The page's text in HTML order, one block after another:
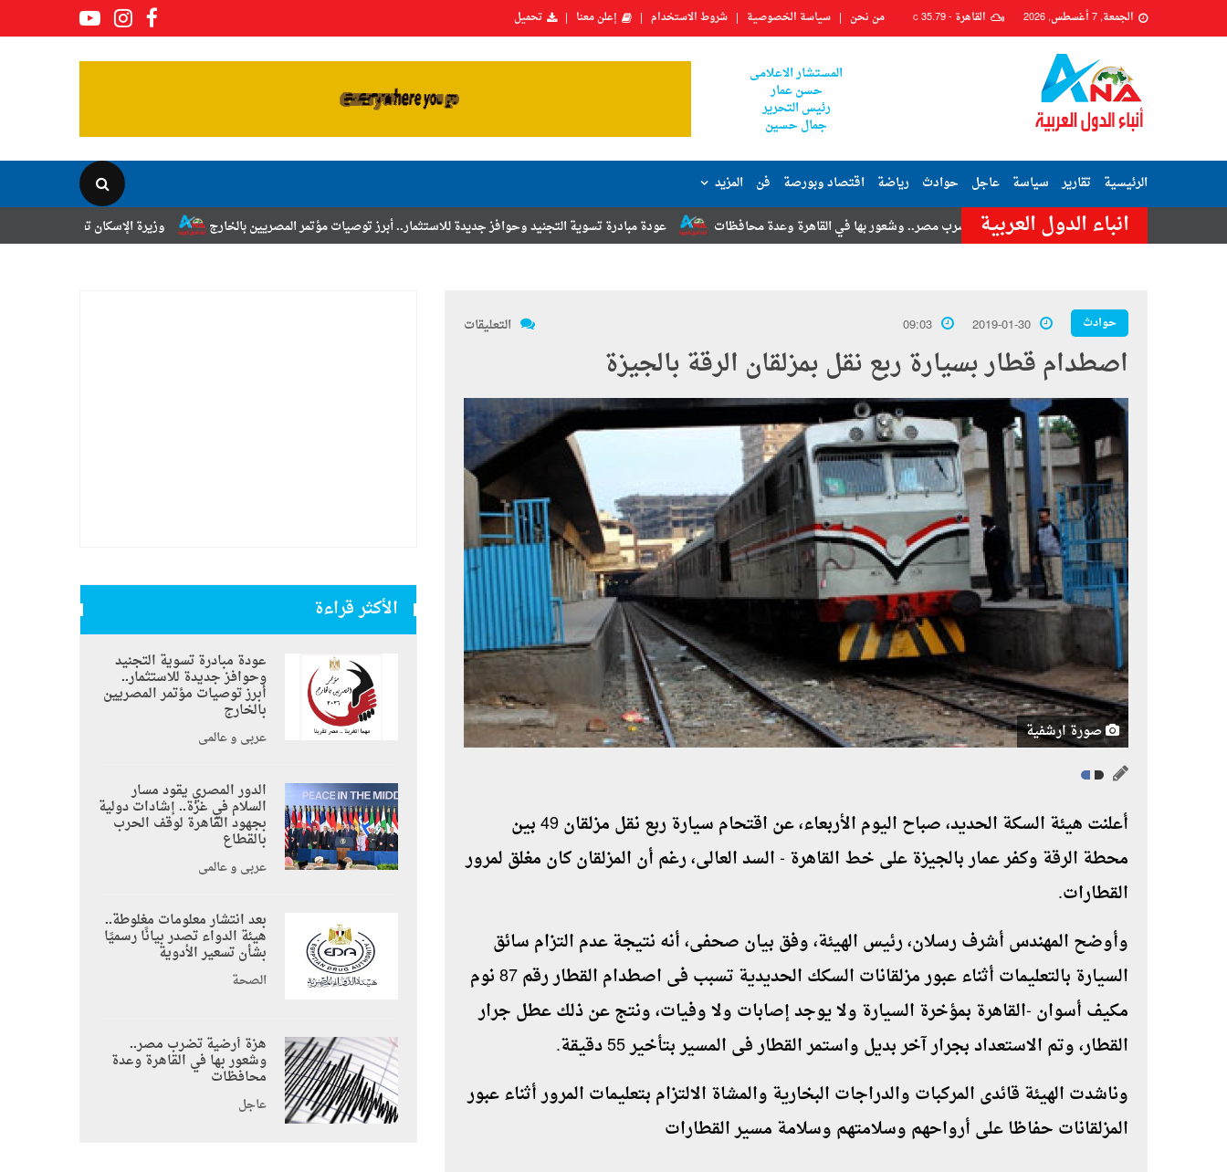
الجمعة, 7 أغسطس, 2026 القاهرة -35.79
C من نحن سياسة الخصوصية شروط الاستخدام إعلن معنا تحميل
المستشار الاعلامى
حسن عمار
رئيس التحرير
جمال حسين
الرئيسية تقارير سياسة عاجل حوادث رياضة اقتصاد وبورصة فن المزيد
انباء الدول العربية وزيرة الإسكان تعلن نتائج قرعة تخصيص أراضي عودة مبادرة تسوية التجنيد وحوافز جديدة للاستثمار.. أبرز توصيات مؤتمر المصريين بالخارج هزة أرضية تضرب مصر.. وشعور بها في القاهرة وعدة محافظات
حوادث 2019-01-30
09:03 التعليقات
اصطدام قطار بسيارة ربع نقل بمزلقان الرقة بالجيزة
صورة ارشفية
أعلنت هيئة السكة الحديد، صباح اليوم الأربعاء، عن اقتحام سيارة ربع نقل مزلقان 49 بين
محطة الرقة وكفر عمار بالجيزة على خط القاهرة - السد العالى، رغم أن المزلقان كان مغلق لمرور
القطارات.
وأوضح المهندس أشرف رسلان، رئيس الهيئة، وفق بيان صحفى، أنه نتيجة عدم التزام سائق
السيارة بالتعليمات أثناء عبور مزلقانات السكك الحديدية تسبب فى اصطدام القطار رقم 87 نوم
مكيف أسوان -القاهرة بمؤخرة السيارة ولا يوجد إصابات ولا وفيات، ونتج عن ذلك عطل جرار
القطار، وتم الاستعداد بجرار آخر بديل واستمر القطار فى المسير بتأخير 55 دقيقة
.
وناشدت الهيئة قائدى المركبات والدراجات البخارية والمشاة الالتزام بتعليمات المرور أثناء عبور
المزلقانات حفاظا على أرواحهم وسلامتهم وسلامة مسير القطارات
الأكثر قراءة
عودة مبادرة تسوية التجنيد
وحوافز جديدة للاستثمار..
أبرز توصيات مؤتمر المصريين
بالخارج
عربي و عالمي
الدور المصري يقود مسار
السلام في غزة.. إشادات دولية
بجهود القاهرة لوقف الحرب
بالقطاع
عربي و عالمي
بعد انتشار معلومات مغلوطة..
هيئة الدواء تصدر بيانًا رسميًا
بشأن تسعير الأدوية
الصحة
هزة أرضية تضرب مصر..
وشعور بها في القاهرة وعدة
محافظات
عاجل